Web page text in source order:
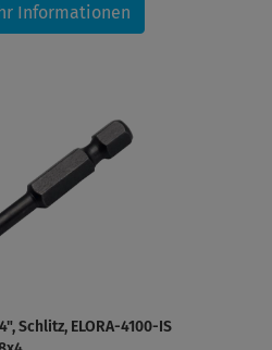
Informationen
Schlitz, ELORA-4100-IS